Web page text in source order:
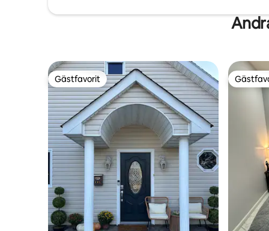
Gästfavorit
Gästfavorit